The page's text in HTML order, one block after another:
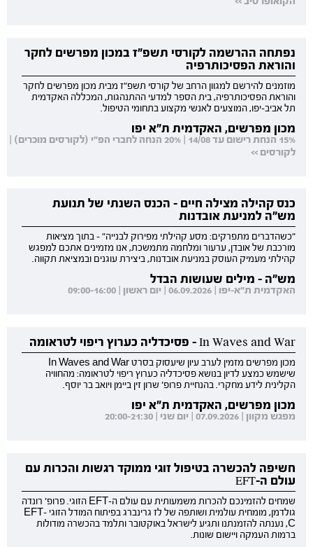
נפתחה ההרשמה לקורסי תשפ"ז במכון מפרשים לחקר
והוראת הפסיכותרפיה
מוזמנים להירשם למגוון הרחב של קורסי תשפ"ז מבית מכון מפרשים לחקר
והוראת הפסיכותרפיה, בית הספר למדעי ההתנהגות, המכללה האקדמית
תל אביב-יפו, המוצעים לאנשי מקצוע בתחומי הטיפול.
מכון מפרשים, האקדמית ת"א יפו
15% הנחת רישום עד 14/08 | 20% הנחה לחברי הפ"י (לקורסים מוכרים) |
לקורסים >>
כנס קהילה מצילה חיים - הכנס השנתי של תנועת
מש"ה למניעת אובדנות
"כשהדברים מתפרקים: מסע קהילתי מפירוק לבנייה" - בתוך מציאות
מורכבת של אובדן, ערעור ומלחמה מתמשכת, אנו מזמינים אתכם למפגש
קהילתי מעמיק העוסק במניעת אובדנות, ביצירת עוגנים ובמציאת תקווה.
מש"ה - מילים שעושות הבדל
האקדמית ת"א-יפו | 06.09.2026 | יום ראשון | 09:00-16:00
In Waves and War - פסיכדליה כערוץ ריפוי לטראומה
מכון מפרשים מזמין לערב עיון שיעסוק בסרט In Waves and War
שישמש כמצע לדיון בנושא פסיכדליה כערוץ ריפוי לטראומה: מהחוויה
הקלינית לידע מחקרי. בהנחיית פרופ' שרון זין ביימן ויואב בר יוסף.
מכון מפרשים, האקדמית ת"א יפו
מפגש מקוון | 07.09.2026 | יום שני | 20:00-21:30
חשיפה להכשרה בטיפול זוגי ממוקד רגשות והכרות עם
עולם ה-EFT
שמחים להזמינכם להכרות משמעותית עם עולם ה-EFT הזוגי. פרופ' רונדה
גולדמן, מומחית עולמית ושותפה של לז גרינברג בפיתוח המודל הזוגי EFT-
C, נענתה להזמנתנו ותגיע לישראל באוקטובר ותלמד בהכשרה מודולות
ברמות העמקה ויישום שונות.